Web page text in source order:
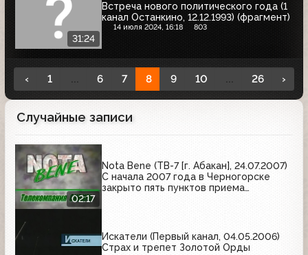
31:24
Встреча нового политического года (1
канал Останкино, 12.12.1993) (фрагмент)
14 июля 2024, 16:18 803
‹ 1 ... 6 7 8 9 10 ... 26 ›
Случайные записи
02:17
Nota Bene (ТВ-7 [г. Абакан], 24.07.2007)
С начала 2007 года в Черногорске
закрыто пять пунктов приема
Искатели (Первый канал, 04.05.2006)
Страх и трепет Золотой Орды